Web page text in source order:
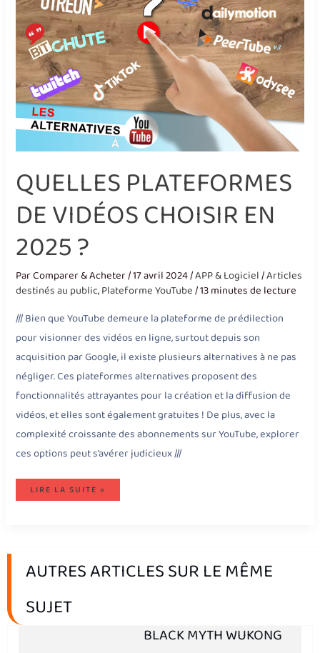
QUELLES PLATEFORMES
DE VIDÉOS CHOISIR EN
2025 ?
ParComparer & Acheter/17 avril 2024/APP & Logiciel/Articles
destinés au public,Plateforme YouTube/13 minutes de lecture
/// Bien que YouTube demeure la plateforme de prédilection
pour visionner des vidéos en ligne, surtout depuis son
acquisition par Google, il existe plusieurs alternatives à ne pas
négliger. Ces plateformes alternatives proposent des
fonctionnalités attrayantes pour la création et la diffusion de
vidéos, et elles sont également gratuites ! De plus, avec la
complexité croissante des abonnements sur YouTube, explorer
ces options peut s’avérer judicieux ///
LIRE LA SUITE »
AUTRES ARTICLES SUR LE MÊME
SUJET
BLACK MYTH WUKONG